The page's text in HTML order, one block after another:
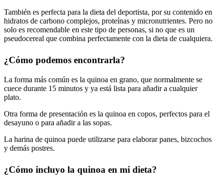
También es perfecta para la dieta del deportista, por su contenido en
hidratos de carbono complejos, proteínas y micronutrientes. Pero no
solo es recomendable en este tipo de personas, si no que es un
pseudocereal que combina perfectamente con la dieta de cualquiera.
¿Cómo podemos encontrarla?
La forma más común es la quinoa en grano, que normalmente se
cuece durante 15 minutos y ya está lista para añadir a cualquier
plato.
Otra forma de presentación es la quinoa en copos, perfectos para el
desayuno o para añadir a las sopas.
La harina de quinoa puede utilizarse para elaborar panes, bizcochos
y demás postres.
¿Cómo incluyo la quinoa en mi dieta?